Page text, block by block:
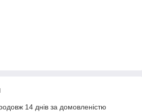
14 днів за домовленістю